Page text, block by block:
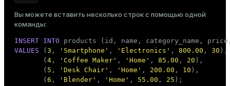
Создайте таблицуstg_productsи заполните ее
данными:
CREATE TABLE stg_products
(
LIKE
products
WITH
(appendoptimized = true)
Вы можете вставить несколько строк с помощью одной
команды:
INSERT INTO
VALUES ( 3 , 'Smartphone' , 'Electronics' , 800.00 , 30 ),
       (
4 , 'Coffee Maker' , 'Home' , 85.00 , 20 ),
       (
5 , 'Desk Chair' , 'Home' , 200.00 , 10 ),
       (
6 , 'Blender' , 'Home' , 55.00 , 25 );